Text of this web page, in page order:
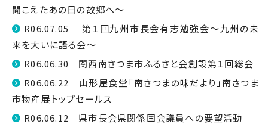
聞こえたあの日の故郷へ～
R06.07.05 第１回九州市長会有志勉強会～九州の未
来を大いに語る会～
R06.06.30 関西南さつま市ふるさと会創設第１回総会
R06.06.22 山形屋食堂「南さつまの味だより」南さつま
市物産展トップセールス
R06.06.12 県市長会県関係国会議員への要望活動